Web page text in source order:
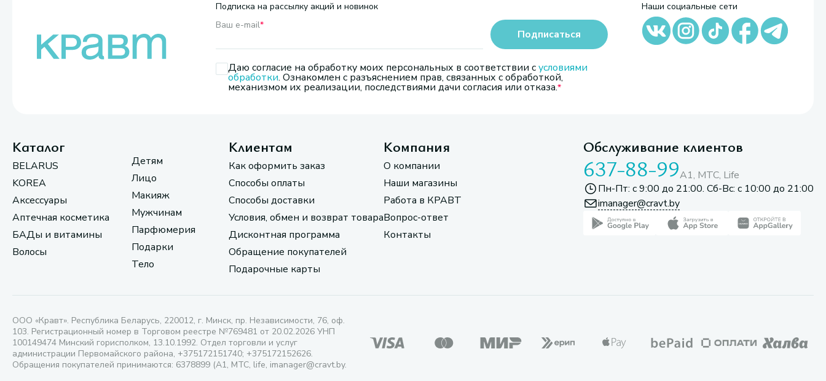
Подписка на рассылку акций и новинок
Ваш e-mail*
Даю согласие на обработку моих персональных в соответствии сусловиями
обработки. Ознакомлен с разъяснением прав, связанных с обработкой,
механизмом их реализации, последствиями дачи согласия или отказа.
Подписаться
Наши социальные сети
Каталог
BELARUS
KOREA
Аксессуары
Аптечная косметика
БАДы и витамины
Волосы
Детям
Лицо
Макияж
Мужчинам
Парфюмерия
Подарки
Тело
Клиентам
Как оформить заказ
Способы оплаты
Способы доставки
Условия, обмен и возврат товара
Дисконтная программа
Обращение покупателей
Подарочные карты
Компания
О компании
Наши магазины
Работа в КРАВТ
Вопрос-ответ
Контакты
Обслуживание клиентов
637-88-99A1, МТС, Life
Пн-Пт: с 9:00 до 21:00. Сб-Вс: с 10:00 до 21:00
imanager@cravt.by
ООО «Кравт». Республика Беларусь, 220012, г. Минск, пр. Независимости, 76, оф.
103. Регистрационный номер в Торговом реестре №769481 от 20.02.2026 УНП
100149474 Минский горисполком, 13.10.1992. Отдел торговли и услуг
администрации Первомайского района, +375172151740; +375172152626.
Обращения покупателей принимаются: 6378899 (А1, МТС, life, imanager@cravt.by.